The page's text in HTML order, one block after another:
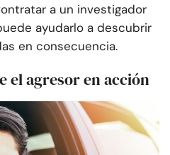
a un investigador
ayudarlo a descubrir
en consecuencia.
el agresor en acción